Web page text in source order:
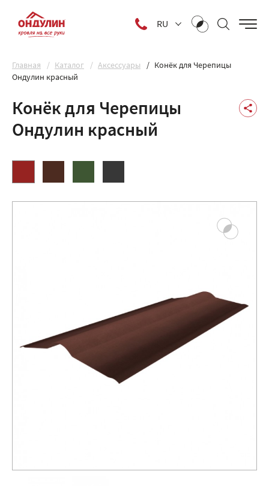
RU
Главная Каталог Аксессуары
Конёк для Черепицы
Ондулин красный
Конёк для Черепицы
Ондулин красный